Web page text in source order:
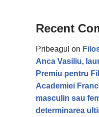
Recent
Pribeagul on
Anca Vasiliu,
Premiu pentru
Academiei
masculin sau
determinarea